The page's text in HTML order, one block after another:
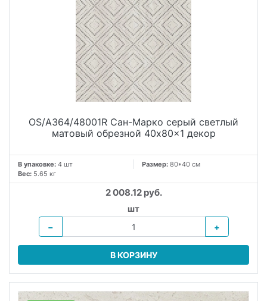
OS/A364/48001R Сан-Марко серый светлый
матовый обрезной 40x80x1 декор
В упаковке: 4 шт Размер: 80*40 см
Вес: 5.65 кг
2 008.12 руб.
шт
−
+
В КОРЗИНУ